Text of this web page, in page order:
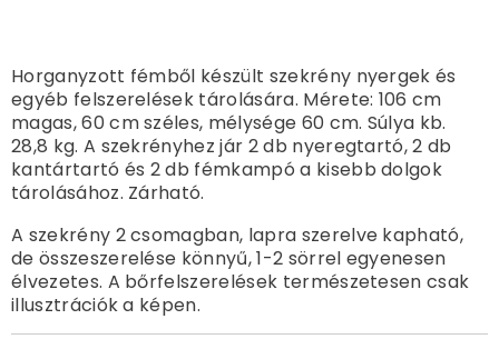
Horganyzott fémből készült szekrény nyergek és
egyéb felszerelések tárolására. Mérete: 106 cm
magas, 60 cm széles, mélysége 60 cm. Súlya kb.
28,8 kg. A szekrényhez jár 2 db nyeregtartó, 2 db
kantártartó és 2 db fémkampó a kisebb dolgok
tárolásához. Zárható.
A szekrény 2 csomagban, lapra szerelve kapható,
de összeszerelése könnyű, 1-2 sörrel egyenesen
élvezetes. A bőrfelszerelések természetesen csak
illusztrációk a képen.